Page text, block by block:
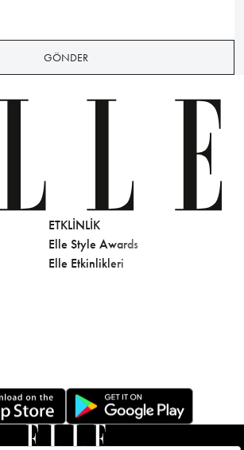
GÖNDER
ETKLINLIK
Elle Style Awards
Elle Etkinlikleri